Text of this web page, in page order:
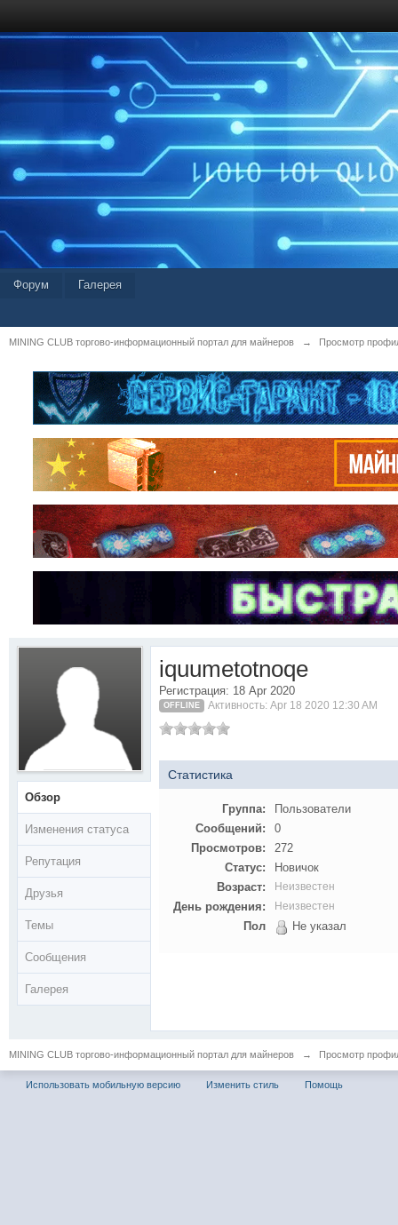
Форум Галерея
MINING CLUB торгово-информационный портал для майнеров → Просмотр
Обзор
Изменения статуса
Репутация
Друзья
Темы
Сообщения
Галерея
iquumetotnoqe
Регистрация: 18 Apr 2020
OFFLINE Активность: Apr 18 2020 12:30 AM
Статистика
Группа:
Пользователи
Сообщений:
0
Просмотров:
272
Статус:
Новичок
Возраст:
Неизвестен
День рождения: Неизвестен
Пол Не указал
MINING CLUB торгово-информационный портал для майнеров → Просмотр
Использовать мобильную версию Изменить стиль Помощь